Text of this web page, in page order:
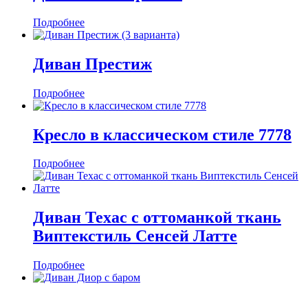
Подробнее
Диван Престиж
Подробнее
Кресло в классическом стиле 7778
Подробнее
Диван Техас с оттоманкой ткань
Виптекстиль Сенсей Латте
Подробнее